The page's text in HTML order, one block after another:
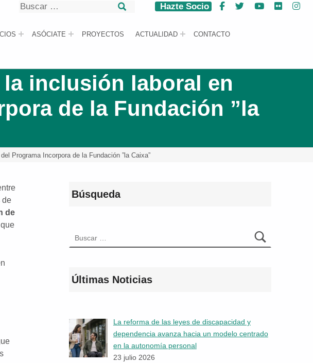
ASÓCIATE PROYECTOS ACTUALIDAD CONTACTO
Buscar
Hazte Socio Facebook
Twitter YouTube
Flickr
inclusión laboral en
de la Fundación ”la
Programa Incorpora de la Fundación ”la Caixa”
de
de
Búsqueda
Últimas Noticias
La reforma de las leyes de discapacidad y
dependencia avanza hacia un modelo centrado
en la autonomía personal
23 julio 2026